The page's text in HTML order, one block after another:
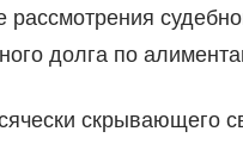
долга по
скрывающего